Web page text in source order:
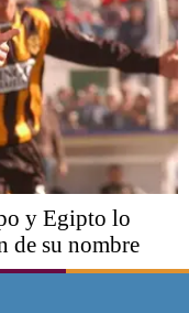
y Egipto lo
de su nombre